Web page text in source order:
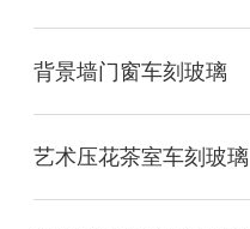
背景墙门窗车刻玻璃
艺术压花茶室车刻玻璃